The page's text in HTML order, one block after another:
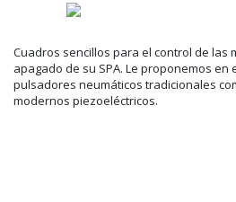
Cuadros sencillos para el control de las
apagado de su SPA. Le proponemos en
pulsadores neumáticos tradicionales
modernos piezoeléctricos.